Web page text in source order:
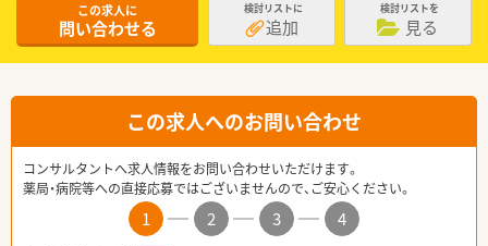
この求人に
問い合わせる
検討リストに
追加
検討リストを
見る
この求人へのお問い合わせ
コンサルタントへ求人情報をお問い合わせいただけます。
薬局・病院等への直接応募ではございませんので、ご安心ください。
1 2 3
4